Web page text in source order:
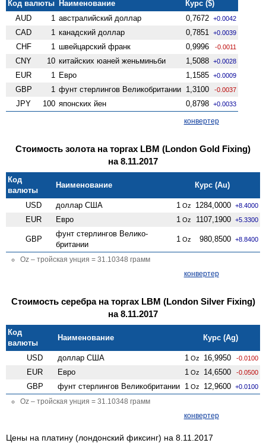
Код валюты Наименование
Курс ($)
AUD
1 австралийский доллар 0,7672 +0.0042
CAD 1 канадский доллар 0,7851 +0.0039
CHF 1 швейцарский франк 0,9996 -0.0011
CNY 10 китайских юаней женьминьби 1,5088 +0.0028
EUR 1 Евро 1,1585 +0.0009
GBP 1 фунт стерлингов Велико­британии 1,3100 -0.0037
JPY 100 японских йен 0,8798 +0.0033
конвертер
Стоимость золота на торгах LBM (London Gold Fixing)
на 8.11.2017
Код
валюты
Наименование Курс (Au)
USD доллар США 1 Oz 1284,0000 +8.4000
EUR Евро 1 Oz 1107,1900 +5.3300
GBP
фунт стерлингов Велико­
британии
1 Oz 980,8500 +8.8400
Oz – тройская унция = 31.10348 грамм
конвертер
Стоимость серебра на торгах LBM (London Silver Fixing)
на 8.11.2017
Код
валюты
Наименование Курс (Ag)
USD доллар США 1 Oz 16,9950 -0.0100
EUR Евро 1 Oz 14,6500 -0.0500
GBP фунт стерлингов Велико­британии 1 Oz 12,9600 +0.0100
Oz – тройская унция = 31.10348 грамм
конвертер
Цены на платину (лондонский фиксинг) на 8.11.2017